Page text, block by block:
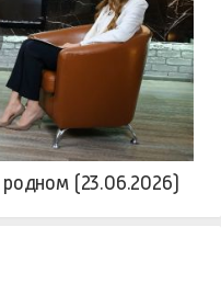
родном (23.06.2026)